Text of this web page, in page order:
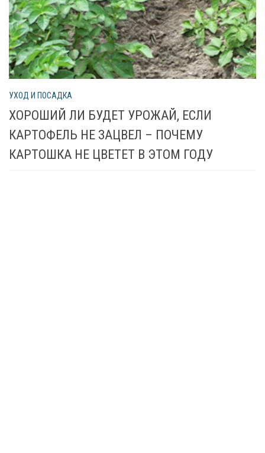
УХОД И ПОСАДКА
ХОРОШИЙ ЛИ БУДЕТ УРОЖАЙ, ЕСЛИ
КАРТОФЕЛЬ НЕ ЗАЦВЕЛ – ПОЧЕМУ
КАРТОШКА НЕ ЦВЕТЕТ В ЭТОМ ГОДУ